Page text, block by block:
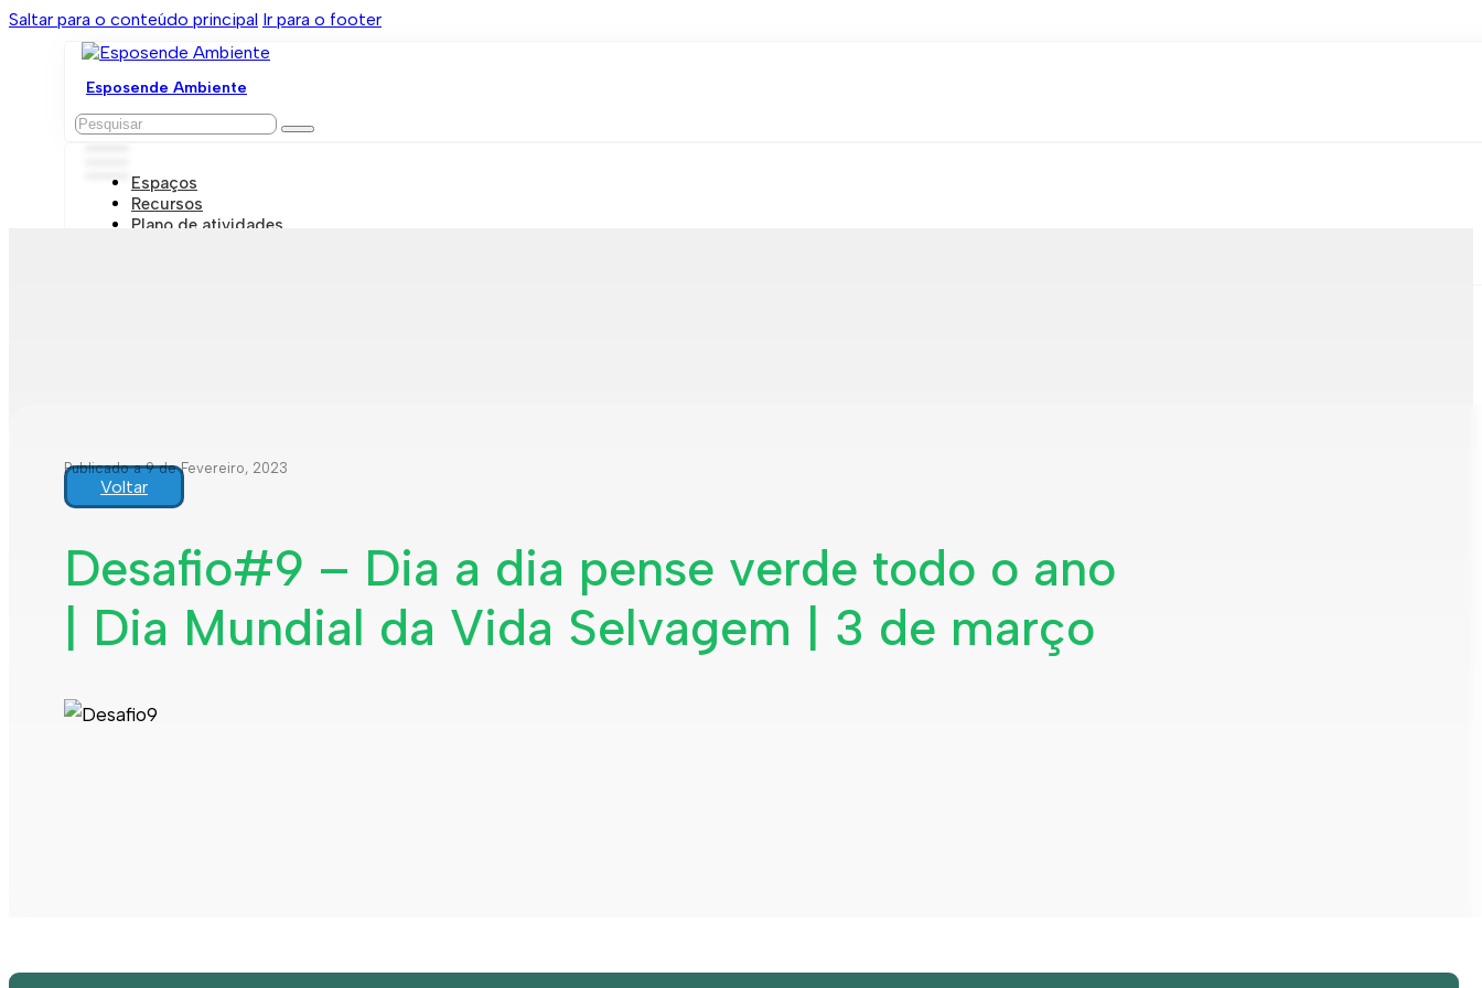
Saltar para o conteúdo principal Ir para o footer
Esposende Ambiente
Pesquisar
Espaços
Recursos
Plano de atividades
Publicado a 9 de Fevereiro, 2023
Voltar
Desafio#9 – Dia a dia pense verde todo o ano
| Dia Mundial da Vida Selvagem | 3 de março